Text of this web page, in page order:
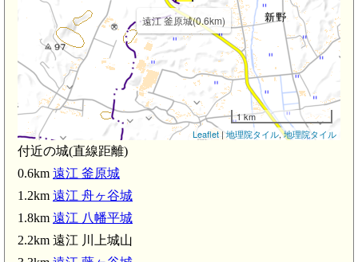
遠江 釜原城(0.6km)
1 km
Leaflet | 地理院タイル,地理院タイル
付近の城(直線距離)
0.6km 遠江 釜原城
1.2km 遠江 舟ヶ谷城
1.8km 遠江 八幡平城
2.2km 遠江 川上城山